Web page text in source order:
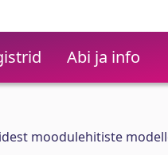
Abi ja info
moodulehitiste